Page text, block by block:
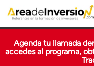
Agenda tu llamada
accedes al programa,